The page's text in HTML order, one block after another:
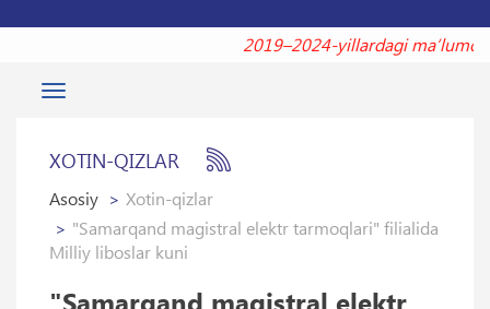
2019–2024-yillardagi
Toggle
XOTIN-QIZLAR
Asosiy
Xotin-qizlar
"Samarqand magistral elektr tarmoqlari" filialida
Milliy liboslar kuni
"Samarqand magistral elektr